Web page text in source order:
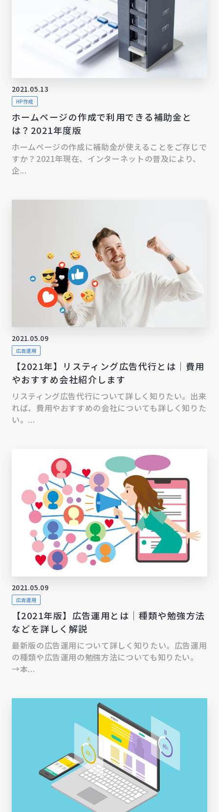
2021.05.13
HP作成
ホームページの作成で利用できる補助金と
は？2021年度版
ホームページの作成に補助金が使えることをご存じで
すか？2021年現在、インターネットの普及により、
企...
2021.05.09
広告運用
【2021年】リスティング広告代行とは｜費用
やおすすめ会社紹介します
リスティング広告代行について詳しく知りたい。出来
れば、費用やおすすめの会社についても詳しく知りた
い。...
2021.05.09
広告運用
【2021年版】広告運用とは｜種類や勉強方法
などを詳しく解説
最新版の広告運用について詳しく知りたい。広告運用
の種類や広告運用の勉強方法についても知りたい。
→本...